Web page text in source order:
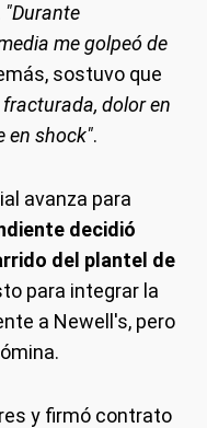
"Durante
me golpeó de
sostuvo que
dolor en
en shock".
avanza para
decidió
del plantel de
para integrar la
a Newell's, pero
y firmó contrato